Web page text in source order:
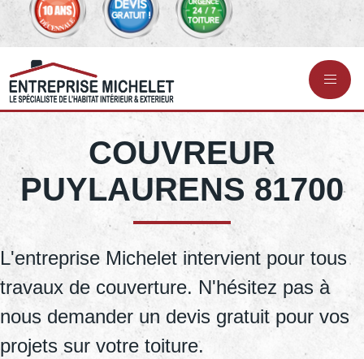
COUVREUR
PUYLAURENS 81700
L'entreprise Michelet intervient pour tous
travaux de couverture. N'hésitez pas à
nous demander un devis gratuit pour vos
projets sur votre toiture.